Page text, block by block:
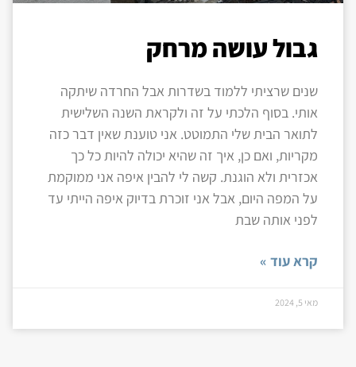
גבול עושה מרחק
שנים שרציתי ללמוד בשדרות אבל החרדה שיתקה
אותי. בסוף הלכתי על זה ולקראת השנה השלישית
לתואר הבית שלי התמוטט. אני טוענת שאין דבר כזה
מקריות, ואם כן, איך זה שהיא יכולה להיות כל כך
אכזרית ולא הוגנת. קשה לי להבין איפה אני ממוקמת
על המפה היום, אבל אני זוכרת בדיוק איפה הייתי עד
לפני אותה שבת
קרא עוד »
מאי 5, 2024